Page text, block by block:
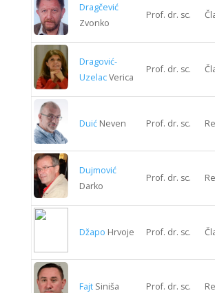
Dragčević
Zvonko
Prof. dr. sc.
Dragović-
UzelacVerica
Prof. dr. sc.
Duić Neven Prof. dr. sc.
Dujmović
Darko
Prof. dr. sc.
Džapo Hrvoje Prof. dr. sc.
Fajt Siniša Prof. dr. sc.